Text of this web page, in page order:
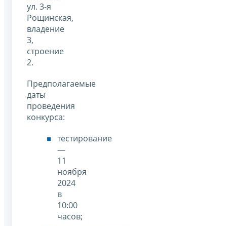
ул. 3-я
Рощинская,
владение
3,
строение
2.
Предполагаемые
даты
проведения
конкурса:
тестирование
—
11
ноября
2024
в
10:00
часов;